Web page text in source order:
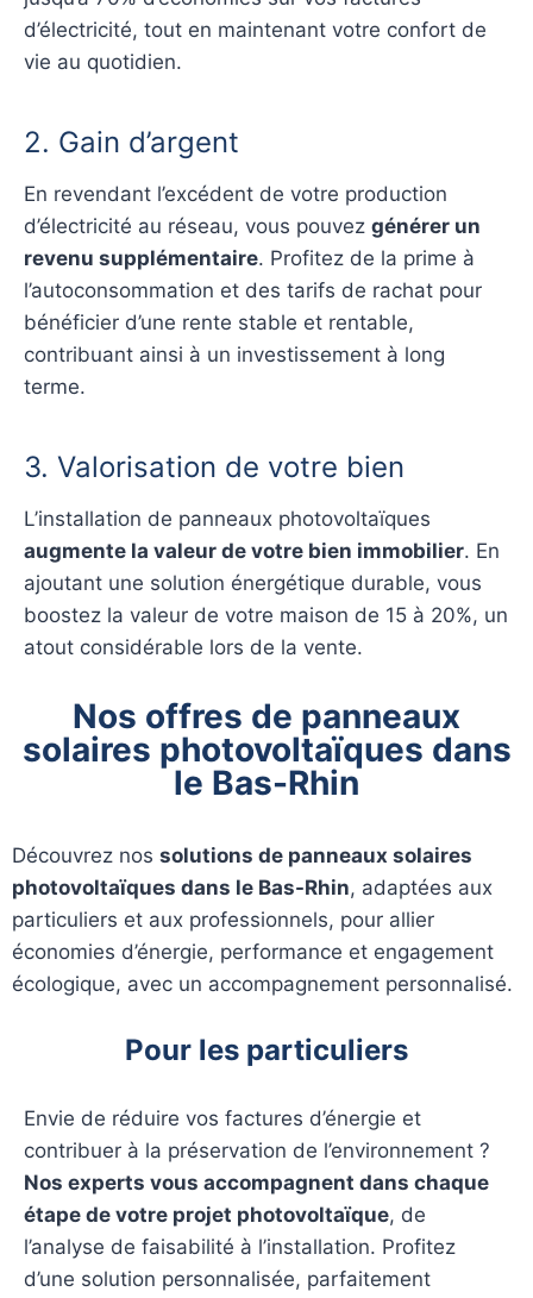
d’électricité, tout en maintenant votre confort de
vie au quotidien.
2. Gain d’argent
En revendant l’excédent de votre production
d’électricité au réseau, vous pouvez générer un
revenu supplémentaire. Profitez de la prime à
l’autoconsommation et des tarifs de rachat pour
bénéficier d’une rente stable et rentable,
contribuant ainsi à un investissement à long
terme.
3. Valorisation de votre bien
L’installation de panneaux photovoltaïques
augmente la valeur de votre bien immobilier. En
ajoutant une solution énergétique durable, vous
boostez la valeur de votre maison de 15 à 20%, un
atout considérable lors de la vente.
Nos offres de panneaux
solaires photovoltaïques dans
le Bas-Rhin
Découvrez nos solutions de panneaux solaires
photovoltaïques dans le Bas-Rhin, adaptées aux
particuliers et aux professionnels, pour allier
économies d’énergie, performance et engagement
écologique, avec un accompagnement personnalisé.
Pour les particuliers
Envie de réduire vos factures d’énergie et
contribuer à la préservation de l’environnement ?
Nos experts vous accompagnent dans chaque
étape de votre projet photovoltaïque, de
l’analyse de faisabilité à l’installation. Profitez
d’une solution personnalisée, parfaitement